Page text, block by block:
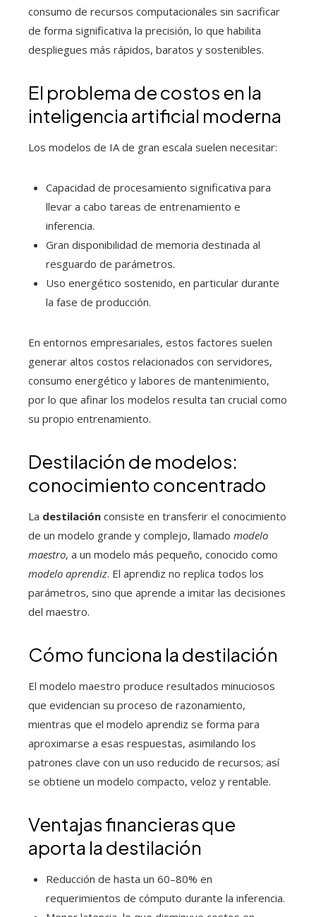
consumo de recursos computacionales sin sacrificar
de forma significativa la precisión, lo que habilita
despliegues más rápidos, baratos y sostenibles.
El problema de costos en la
inteligencia artificial moderna
Los modelos de IA de gran escala suelen necesitar:
Capacidad de procesamiento significativa para
llevar a cabo tareas de entrenamiento e
inferencia.
Gran disponibilidad de memoria destinada al
resguardo de parámetros.
Uso energético sostenido, en particular durante
la fase de producción.
En entornos empresariales, estos factores suelen
generar altos costos relacionados con servidores,
consumo energético y labores de mantenimiento,
por lo que afinar los modelos resulta tan crucial como
su propio entrenamiento.
Destilación de modelos:
conocimiento concentrado
La destilación consiste en transferir el conocimiento
de un modelo grande y complejo, llamado modelo
maestro, a un modelo más pequeño, conocido como
modelo aprendiz. El aprendiz no replica todos los
parámetros, sino que aprende a imitar las decisiones
del maestro.
Cómo funciona la destilación
El modelo maestro produce resultados minuciosos
que evidencian su proceso de razonamiento,
mientras que el modelo aprendiz se forma para
aproximarse a esas respuestas, asimilando los
patrones clave con un uso reducido de recursos; así
se obtiene un modelo compacto, veloz y rentable.
Ventajas financieras que
aporta la destilación
Reducción de hasta un 60–80% en
requerimientos de cómputo durante la inferencia.